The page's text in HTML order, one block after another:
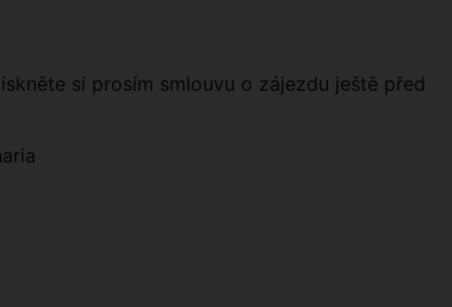
si prosím smlouvu o zájezdu ještě před